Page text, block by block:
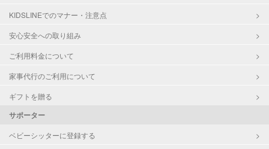
KIDSLINEでのマナー・注意点
安心安全への取り組み
ご利用料金について
家事代行のご利用について
ギフトを贈る
サポーター
ベビーシッターに登録する